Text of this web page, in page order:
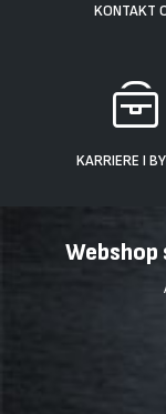
KONTAKT
KARRIERE I